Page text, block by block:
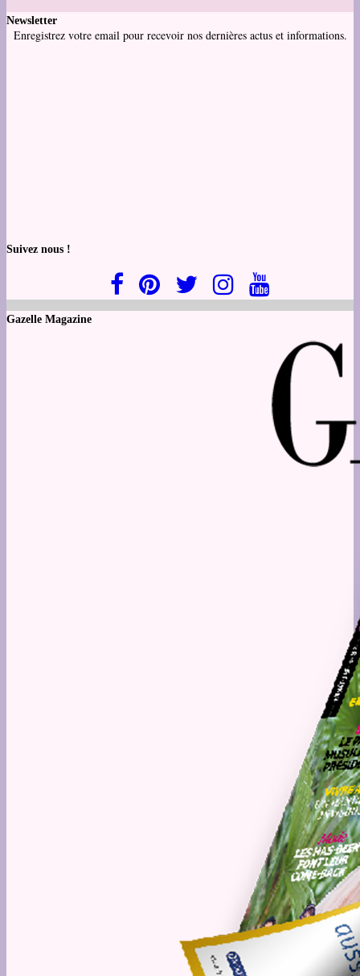
Newsletter
Enregistrez votre email pour recevoir nos dernières actus et informations.
Suivez nous !
Gazelle Magazine